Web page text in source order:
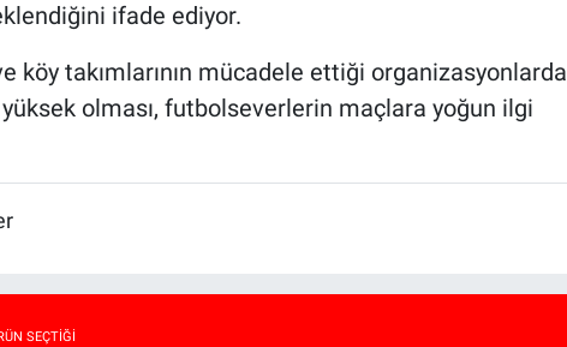
ifade ediyor.
köy takımlarının mücadele ettiği organizasyonlarda
olması, futbolseverlerin maçlara yoğun ilgi
SEÇTIĞI